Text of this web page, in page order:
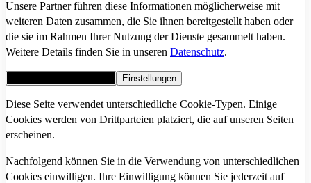
Unsere Partner führen diese Informationen möglicherweise mit
weiteren Daten zusammen, die Sie ihnen bereitgestellt haben oder
die sie im Rahmen Ihrer Nutzung der Dienste gesammelt haben.
Weitere Details finden Sie in unseren Datenschutz.
Einstellungen
Diese Seite verwendet unterschiedliche Cookie-Typen. Einige
Cookies werden von Drittparteien platziert, die auf unseren Seiten
erscheinen.
Nachfolgend können Sie in die Verwendung von unterschiedlichen
Cookies einwilligen. Ihre Einwilligung können Sie jederzeit auf